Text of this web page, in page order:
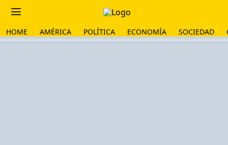
HOME AMÉRICA POLÍTICA ECONOMÍA SOCIEDAD